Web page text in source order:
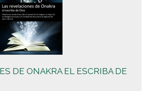
DE ONAKRA EL ESCRIBA DE